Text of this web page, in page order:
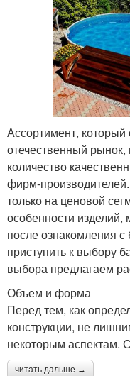
Ассортимент,
отечественный
количество
фирм-
только на ценовой
особенности изделий,
после ознакомления
приступить к выбору
выбора предлагаем
Объем и форма
Перед тем, как
конструкции, не
некоторым аспектам.
читать дальше →